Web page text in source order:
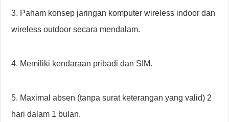
3. Paham konsep jaringan komputer wireless indoor dan
wireless outdoor secara mendalam.
4. Memiliki kendaraan pribadi dan SIM.
5. Maximal absen (tanpa surat keterangan yang valid) 2
hari dalam 1 bulan.